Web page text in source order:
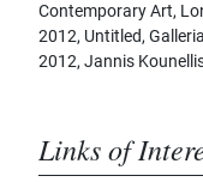
Contemporary Art,
2012, Untitled,
2012, Jannis
Links of